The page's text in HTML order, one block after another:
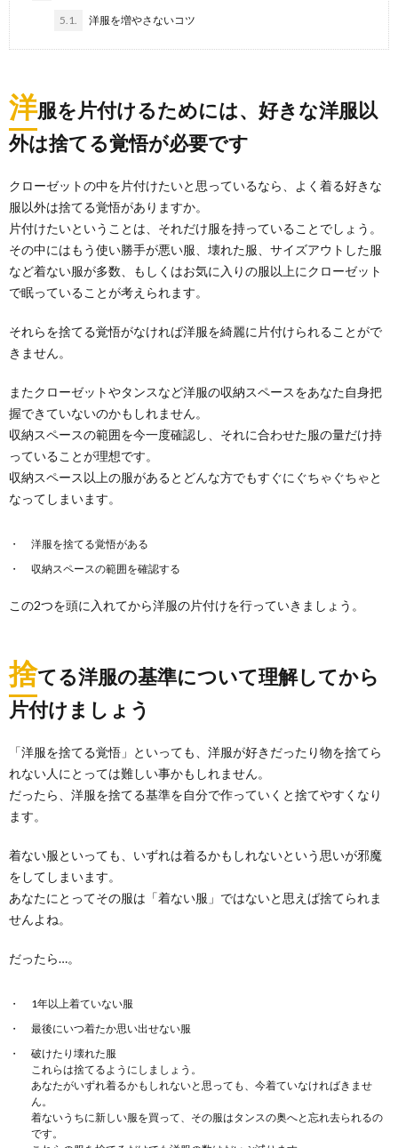
剤を使えば黒ずみを落とすことができるのか悩んでし
シューズクロークがお家についていると、靴をおくス
はい...
5.1. 洋服を増やさないコツ
洋服を片付けるためには、好きな洋服以
外は捨てる覚悟が必要です
クローゼットの中を片付けたいと思っているなら、よく着る好きな
服以外は捨てる覚悟がありますか。
片付けたいということは、それだけ服を持っていることでしょう。
その中にはもう使い勝手が悪い服、壊れた服、サイズアウトした服
など着ない服が多数、もしくはお気に入りの服以上にクローゼット
で眠っていることが考えられます。
それらを捨てる覚悟がなければ洋服を綺麗に片付けられることがで
きません。
またクローゼットやタンスなど洋服の収納スペースをあなた自身把
握できていないのかもしれません。
収納スペースの範囲を今一度確認し、それに合わせた服の量だけ持
っていることが理想です。
収納スペース以上の服があるとどんな方でもすぐにぐちゃぐちゃと
なってしまいます。
洋服を捨てる覚悟がある
収納スペースの範囲を確認する
この2つを頭に入れてから洋服の片付けを行っていきましょう。
捨てる洋服の基準について理解してから
片付けましょう
「洋服を捨てる覚悟」といっても、洋服が好きだったり物を捨てら
れない人にとっては難しい事かもしれません。
だったら、洋服を捨てる基準を自分で作っていくと捨てやすくなり
ます。
着ない服といっても、いずれは着るかもしれないという思いが邪魔
をしてしまいます。
あなたにとってその服は「着ない服」ではないと思えば捨てられま
せんよね。
だったら…。
1年以上着ていない服
最後にいつ着たか思い出せない服
破けたり壊れた服
これらは捨てるようにしましょう。
あなたがいずれ着るかもしれないと思っても、今着ていなければきませ
ん。
着ないうちに新しい服を買って、その服はタンスの奥へと忘れ去られるの
です。